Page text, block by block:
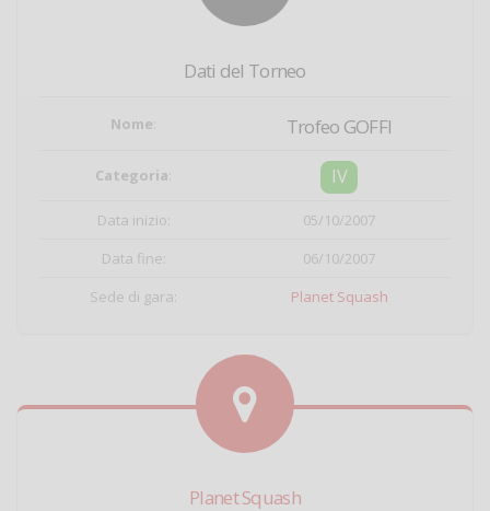
Dati del Torneo
Nome: Trofeo GOFFI
Categoria: IV
Data inizio:
05/10/2007
Data fine:
06/10/2007
Sede di gara:
Planet Squash
Planet Squash